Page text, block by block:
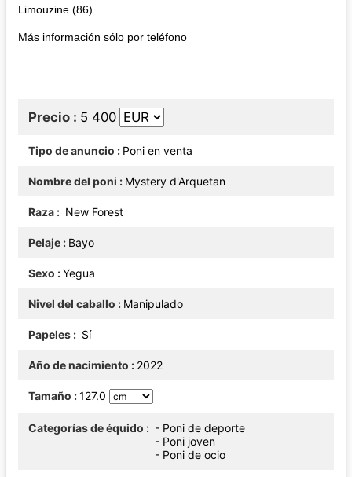
Limouzine (86)
Más información sólo por teléfono
Precio 5 400
Tipo de anuncio Poni en venta
Nombre del poni Mystery d'Arquetan
Raza New Forest
Pelaje Bayo
Sexo Yegua
Nivel del caballo Manipulado
Papeles Sí
Año de nacimiento 2022
Tamaño 127.0
Categorías de équido
- Poni de deporte
- Poni joven
- Poni de ocio